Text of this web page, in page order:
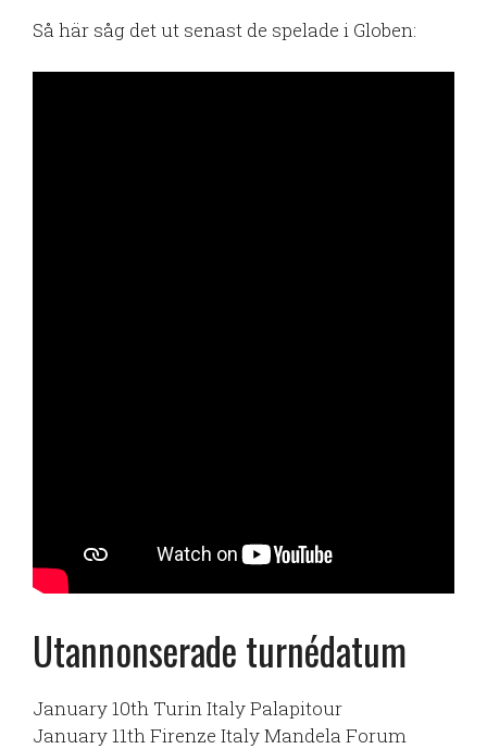
Så här såg det ut senast de spelade i Globen:
Utannonserade turnédatum
January 10th Turin Italy Palapitour
January 11th Firenze Italy Mandela Forum